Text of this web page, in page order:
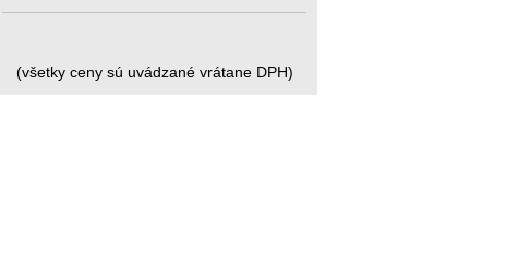
(všetky ceny sú uvádzané vrátane DPH)